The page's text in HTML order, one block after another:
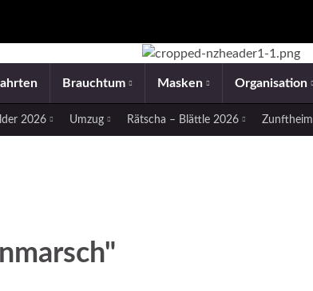
Brauchtum Masken Organisation
2026 Umzug Rätscha – Blättle 2026 Zunftheim